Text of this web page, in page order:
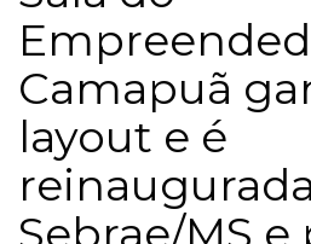
Camapuã
layout e é
Sebrae/MS